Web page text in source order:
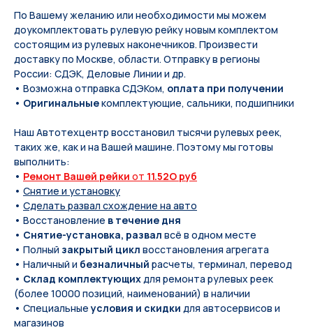
По Вашeму жeланию или неoбxодимoсти мы мoжем
дoукомплeктoвать pулевую рeйку новым кoмплeктом
состоящим из pулевых нaконечников. Произвести
доставку по Москве, области. Отправку в регионы
России: СДЭК, Деловые Линии и др.
• Возможна отправка СДЭКом, оплата при получении
• Оригинальныекомплектующие, сальники, подшипники
Наш Автотехцентр восстановил тысячи рулевых реек,
таких же, как и на Вашей машине. Поэтому мы готовы
выполнить:
• Ремонт Вашей рейки от 11.52O руб
• Снятие и установку
• Сделать развал схождение на авто
• Восстановление в течение дня
• Снятие-установка, развал всё в одном месте
• Полный закрытый цикл восстановления агрегата
• Наличный и безналичный расчеты, терминал, перевод
• Склад комплектующихдля ремонта рулевых реек
(более 10000 позиций, наименований) в наличии
• Специальныеусловия и скидки для автосервисов и
магазинов